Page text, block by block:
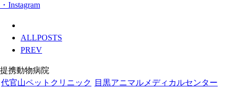
・Instagram
ALLPOSTS
PREV
提携動物病院
代官山ペットクリニック
目黒アニマルメディカルセンター